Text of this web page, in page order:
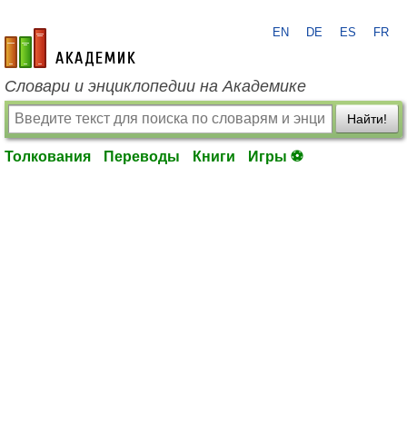
academic.ru
EN DE ES FR
Словари и энциклопедии на Академике
Найти!
Толкования Переводы Книги Игры ⚽